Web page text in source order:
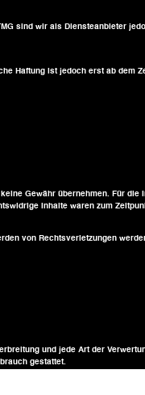
sind wir als Diensteanbieter
Haftung ist jedoch erst ab dem
Gewähr übernehmen. Für
Inhalte waren zum
von Rechtsverletzungen
und jede Art der
gestattet.